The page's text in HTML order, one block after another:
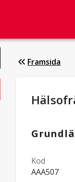
Framsida
Kod
AAA507